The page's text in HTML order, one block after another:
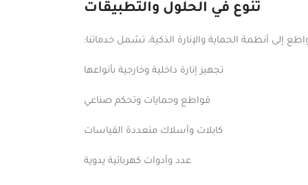
تنوع في الحلول والتطبيقات
إلى أنظمة الحماية والإنارة الذكية، تشمل خدماتنا:
تجهيز إنارة داخلية وخارجية بأنواعها
قواطع وحمايات وتحكم صناعي
كابلات وأسلاك متعددة القياسات
عدد وأدوات كهربائية يدوية